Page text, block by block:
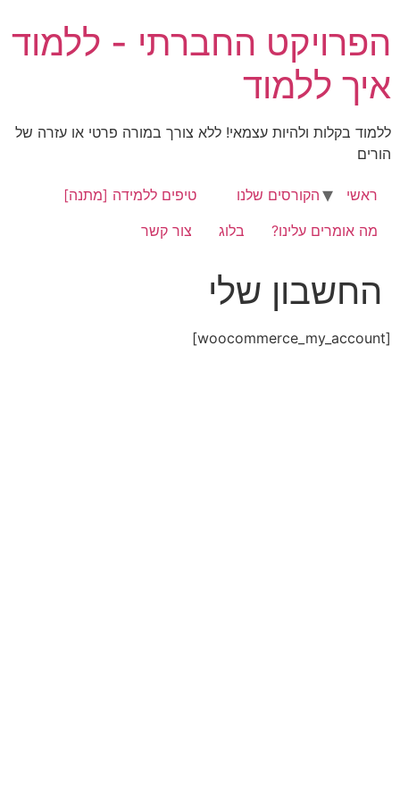
הפרויקט החברתי - ללמוד
איך ללמוד
ללמוד בקלות ולהיות עצמאי! ללא צורך במורה פרטי או עזרה של
הורים
ראשי הקורסים שלנו
טיפים ללמידה [מתנה]
מה אומרים עלינו?
בלוג צור קשר
החשבון שלי
[woocommerce_my_account]